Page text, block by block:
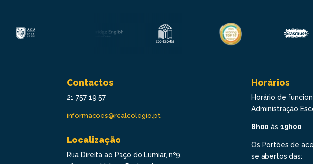
Contactos
21 757 19 57
informacoes@realcolegio.pt
Localização
Rua Direita ao Paço do Lumiar, nº9,
Horários
Horário de
Administração
8h00 às 19h00
Os Portões de
se abertos das: